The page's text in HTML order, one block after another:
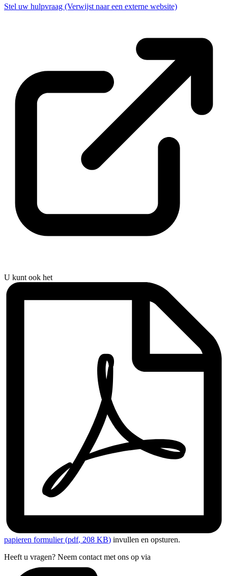
Stel uw hulpvraag (Verwijst naar een externe website)
U kunt ook het
papieren formulier(pdf, 208 KB) invullen en opsturen.
Heeft u vragen? Neem contact met ons op via